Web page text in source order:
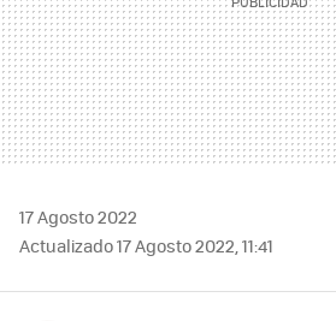
17 Agosto 2022
Actualizado 17 Agosto 2022, 11:41